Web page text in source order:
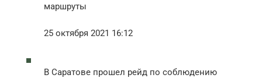
маршруты
25 октября 2021 16:12
В Саратове прошел рейд по соблюдению